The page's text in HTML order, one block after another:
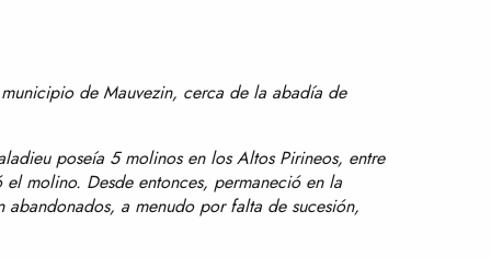
de Mauvezin, cerca de la abadía de
poseía 5 molinos en los Altos Pirineos, entre
molino. Desde entonces, permaneció en la
a menudo por falta de sucesión,